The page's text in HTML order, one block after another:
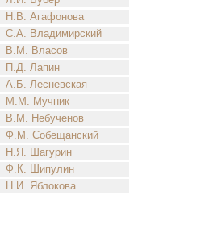
Н.В. Агафонова
С.А. Владимирский
В.М. Власов
П.Д. Лапин
А.Б. Лесневская
М.М. Мучник
В.М. Небученов
Ф.М. Собещанский
Н.Я. Шагурин
Ф.К. Шипулин
Н.И. Яблокова